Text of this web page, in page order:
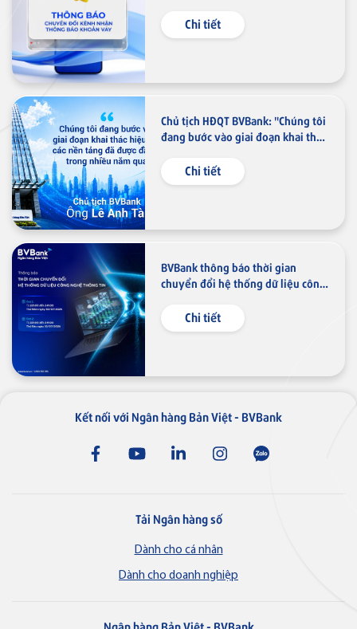
Chi tiết
Chủ tịch HĐQT BVBank: "Chúng tôi
đang bước vào giai đoạn khai thác
đầu tư trong nhiều năm qua"
Chi tiết
BVBank thông báo thời gian
chuyển đổi hệ thống dữ liệu công
Chi tiết
Eleven
Thẻ tín dụng
Thẻ tín dụng BVBank JCB Link
Thẻ tín dụng BVBank JCB Ms.
Thẻ NAPAS
Thẻ tín dụng
shopON
Kết nối với Ngân hàng Bản Việt - BVBank
Tải Ngân hàng số
Dành cho cá nhân
Dành cho doanh nghiệp